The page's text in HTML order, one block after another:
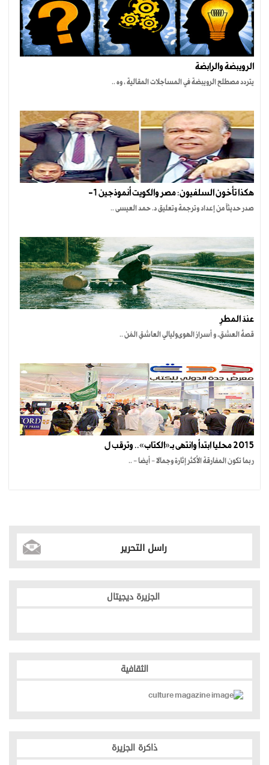
الرويبضة والرابضة
يتردد مصطلح الرويبضة في المساجلات المقالية ، وه ..
هكذا تأخون السلفيون: مصر والكويت أنموذجين 1-
صدر حديثاً من إعداد وترجمة وتعليق د. حمد العيسى ..
عندَ المطرِ
قصةُ العشقِ، و أسرارُ الهوىوليالي العاشقِ المُن ..
2015 محليا ابتدأ وانتهى بـ«الكتاب».. وترقب ل
ربما تكون المفارقة الأكثر إثارة وجمالا - أيضا - ..
راسل التحرير
الجزيرة ديجيتال
الثقافية
ذاكرة الجزيرة